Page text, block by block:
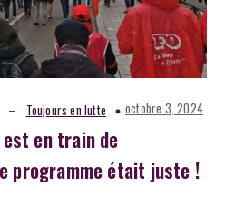
– Toujours en lutte octobre 3, 2024
en train de
programme était juste !